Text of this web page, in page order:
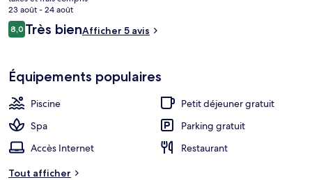
toit et un club pour enfants (gratuit).
actuel
est
de
23 août - 24 août
Avis
voyageurs
8,08,0 sur 10
Très bienAfficher 5 avis
Équipements populaires
Piscine
Petit déjeuner gratuit
Spa
Parking gratuit
Accès Internet
Restaurant
Tout afficher